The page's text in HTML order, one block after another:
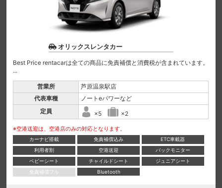
オリックスレンタカー
Best Price rentacarは全ての商品に免責補償と消費税が含まれています。
...
営業所
芦原温泉駅店
代表車種
ノートeパワーなど
定員
×5 ×2
※空港送迎は、空港店のみの対応となります。
カーナビ搭載 免責補償込み
ETC車載器
利用者割
空港送迎
バックモニター
ベビーシート
チャイルドシート
ジュニアシート
免責補償フル
Bluetooth